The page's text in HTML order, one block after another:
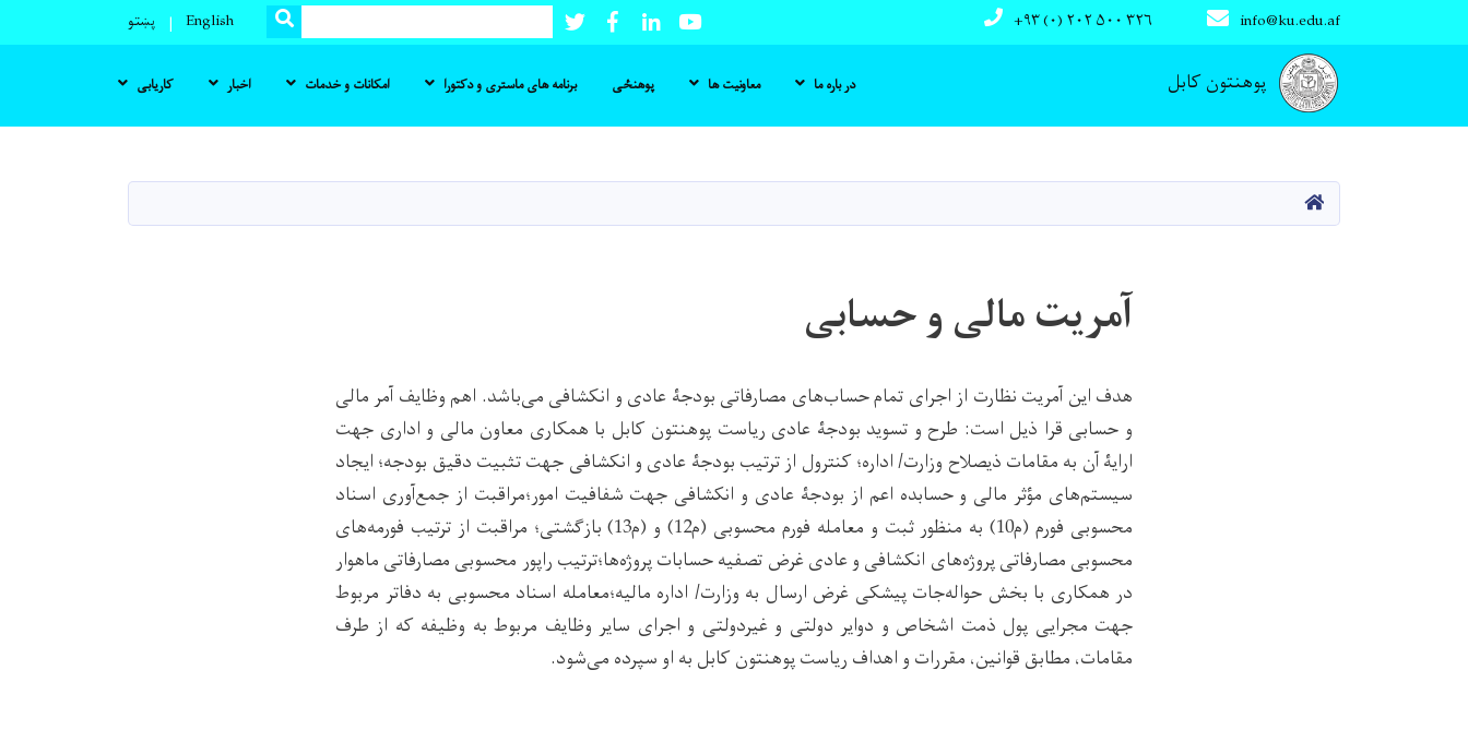
content
پوهنتون کابل
info@ku.edu.af +۹۳ (۰) ۲۰۲ ۵۰۰ ۳۲۶ Youtube
LinkedIn
Facebook
Twitter
Search
SEARCH
English پښتو
Main navigation
در باره ما معاونیت ها پوهنځی برنامه های ماستری و دکتورا امکانات و خدمات اخبار کاریابی
صفحه اصلی
آمریت مالی و حسابی
هدف این آمریت نظارت از اجرای تمام حساب‌های مصارفاتی بودجۀ عادی و انکشافی می‌باشد. اهم وظایف آمر مالی
و حسابی قرا ذیل است: طرح و تسوید بودجۀ عادی ریاست پوهنتون کابل با همکاری معاون مالی و اداری جهت
ارایۀ آن به مقامات ذیصلاح وزارت/ اداره؛ کنترول از ترتیب بودجۀ عادی و انکشافی جهت تثبیت دقیق بودجه؛ ایجاد
سیستم‌های مؤثر مالی و حسابده اعم از بودجۀ عادی و انكشافی جهت شفافیت امور؛مراقبت از جمع‌آوری اسناد
محسوبی فورم (م10) به منظور ثبت و معامله فورم محسوبی (م12) و (م13) بازگشتی؛ مراقبت از ترتیب فورمه‌های
محسوبی مصارفاتی پروژه‌های انکشافی و عادی غرض تصفیه حسابات پروژه‌ها؛ترتیب راپور محسوبی مصارفاتی ماهوار
در همکاری با بخش حواله‌جات پیشکی غرض ارسال به وزارت/ اداره مالیه؛معامله اسناد محسوبی به دفاتر مربوط
جهت مجرایی پول ذمت اشخاص و دوایر دولتی و غیردولتی و اجرای سایر وظایف مربوط به وظیفه که از طرف
مقامات، مطابق قوانین، مقررات و اهداف ریاست پوهنتون کابل به او سپرده می‌شود.